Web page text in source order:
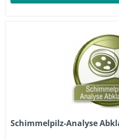
Schimmelpilz-Analyse